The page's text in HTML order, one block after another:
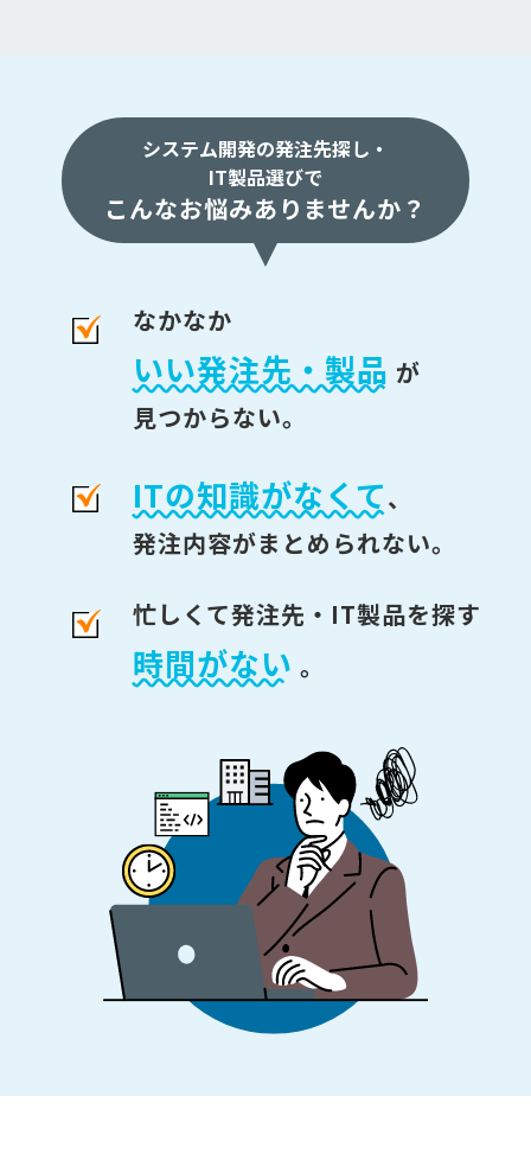
システム開発の発注先探し・
IT製品選びで
こんなお悩みありませんか？
なかなか
いい発注先・製品 が
見つからない。
ITの知識がなくて、
発注内容がまとめられない。
忙しくて発注先・IT製品を探す
時間がない 。